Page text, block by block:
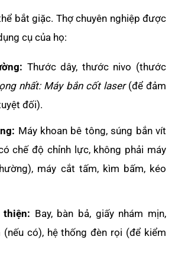
bắt giặc. Thợ chuyên nghiệp được
cụ của họ:
Thước dây, thước nivo (thước
nhất: Máy bắn cốt laser(để đảm
đối).
Máy khoan bê tông, súng bắn vít
chế độ chỉnh lực, không phải máy
máy cắt tấm, kìm bấm, kéo
Bay, bàn bả, giấy nhám mịn,
(nếu có), hệ thống đèn rọi (để kiểm